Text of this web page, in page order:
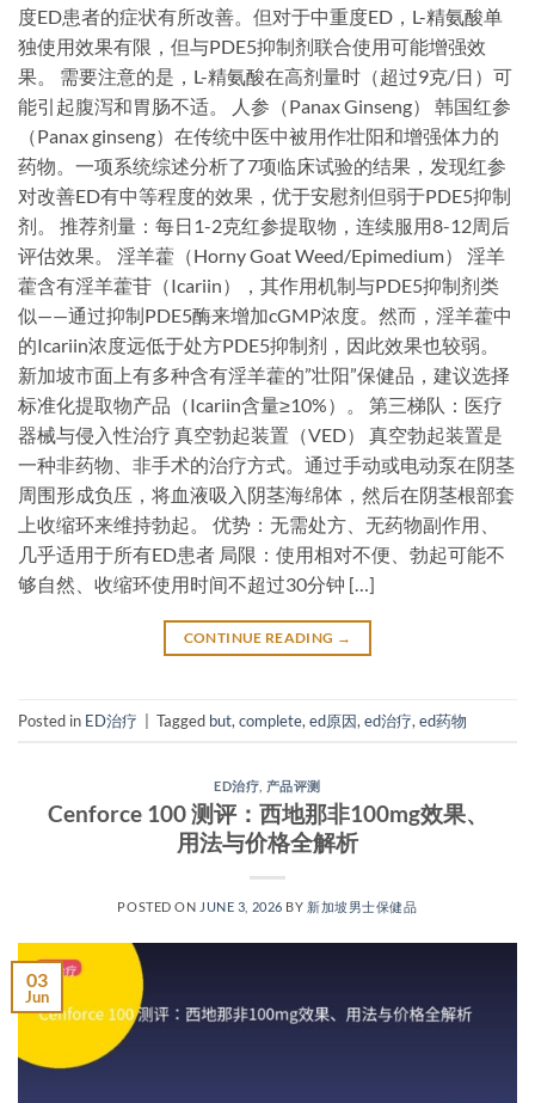
度ED患者的症状有所改善。但对于中重度ED，L-精氨酸单
独使用效果有限，但与PDE5抑制剂联合使用可能增强效
果。 需要注意的是，L-精氨酸在高剂量时（超过9克/日）可
能引起腹泻和胃肠不适。 人参（Panax Ginseng） 韩国红参
（Panax ginseng）在传统中医中被用作壮阳和增强体力的
药物。一项系统综述分析了7项临床试验的结果，发现红参
对改善ED有中等程度的效果，优于安慰剂但弱于PDE5抑制
剂。 推荐剂量：每日1-2克红参提取物，连续服用8-12周后
评估效果。 淫羊藿（Horny Goat Weed/Epimedium） 淫羊
藿含有淫羊藿苷（Icariin），其作用机制与PDE5抑制剂类
似——通过抑制PDE5酶来增加cGMP浓度。然而，淫羊藿中
的Icariin浓度远低于处方PDE5抑制剂，因此效果也较弱。
新加坡市面上有多种含有淫羊藿的”壮阳”保健品，建议选择
标准化提取物产品（Icariin含量≥10%）。 第三梯队：医疗
器械与侵入性治疗 真空勃起装置（VED） 真空勃起装置是
一种非药物、非手术的治疗方式。通过手动或电动泵在阴茎
周围形成负压，将血液吸入阴茎海绵体，然后在阴茎根部套
上收缩环来维持勃起。 优势：无需处方、无药物副作用、
几乎适用于所有ED患者 局限：使用相对不便、勃起可能不
够自然、收缩环使用时间不超过30分钟 […]
CONTINUE READING →
Posted in ED治疗 Tagged but, complete, ed原因, ed治疗, ed药物
ED治疗 产品评测
Cenforce 100 测评：西地那非100mg效果、
用法与价格全解析
POSTED ON JUNE 3, 2026 BY 新加坡男士保健品
03
Jun